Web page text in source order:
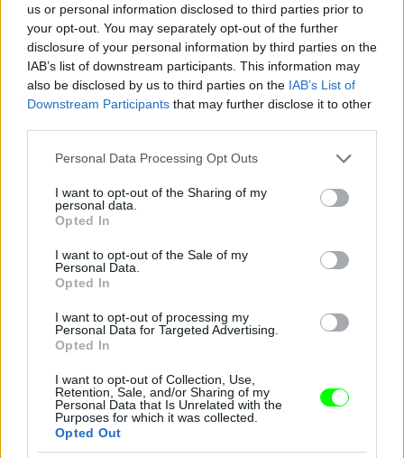
us or personal information disclosed to third parties prior to
your opt-out. You may separately opt-out of the further
disclosure of your personal information by third parties on the
IAB’s list of downstream participants. This information may
also be disclosed by us to third parties on the IAB’s List of
Downstream Participants that may further disclose it to other
Please note that this website/app uses one or more Google
not limited to your visit or usage behaviour. You may click to
grant or deny consent to Google and its third-party tags to
use your data for below specified purposes in below Google
consent section.
Personal Data Processing Opt Outs
I want to opt-out of the Sharing of my
personal data.
Opted In
I want to opt-out of the Sale of my
Personal Data.
Opted In
I want to opt-out of processing my
Personal Data for Targeted Advertising.
Opted In
I want to opt-out of Collection, Use,
Retention, Sale, and/or Sharing of my
Personal Data that Is Unrelated with the
Purposes for which it was collected.
Opted Out
Fotó: Szécsi István / Velvet #14
Jön még kép!